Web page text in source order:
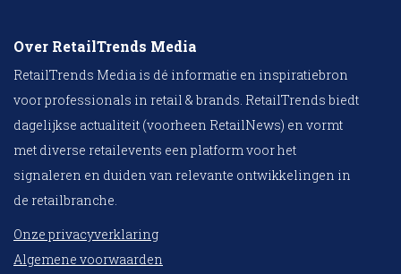
Over RetailTrends Media
RetailTrends Media is dé informatie en inspiratiebron
voor professionals in retail & brands. RetailTrends biedt
dagelijkse actualiteit (voorheen RetailNews) en vormt
met diverse retailevents een platform voor het
signaleren en duiden van relevante ontwikkelingen in
de retailbranche.
Onze privacyverklaring
Algemene voorwaarden